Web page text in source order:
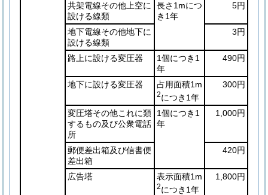
共架電線その他上空に
設ける線類
長さ1mにつ
き1年
5円
地下電線その他地下に
設ける線類
3円
路上に設ける変圧器
1個につき1
年
490円
地下に設ける変圧器 占用面積1m
2につき1年
300円
変圧塔その他これに類
するもの及び公衆電話
所
1個につき1
年
1,000円
郵便差出箱及び信書便
差出箱
420円
広告塔 表示面積1m
2につき1年
1,800円